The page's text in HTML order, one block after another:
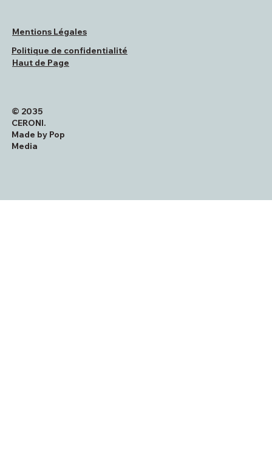
Mentions Légales
Haut de Page
© 2035
CERONI.
Made by Pop
Media
Politique de confidentialité